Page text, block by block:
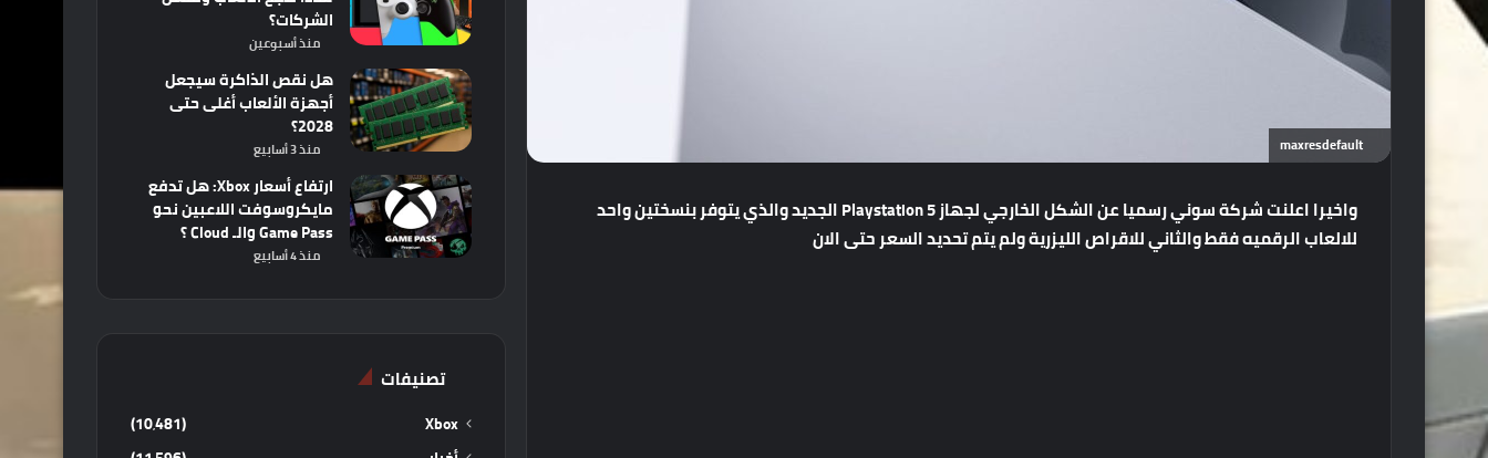
واخيرا اعلنت شركة سوني رسميا عن الشكل الخارجي لجهاز Playstation 5 الجديد والذي يتوفر بنسختين واحد
للالعاب الرقميه فقط والثاني للاقراص الليزرية ولم يتم تحديد السعر حتى الان
الشركات؟
منذ أسبوعين
هل نقص الذاكرة سيجعل
أجهزة الألعاب أغلى حتى
2028؟
منذ 3 أسابيع
ارتفاع أسعار Xbox: هل تدفع
مايكروسوفت اللاعبين نحو
Game Pass والـ Cloud ؟
منذ 4 أسابيع
تصنيفات
Xbox
(10٬481)